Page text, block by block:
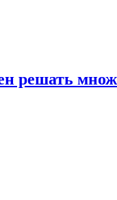
решать